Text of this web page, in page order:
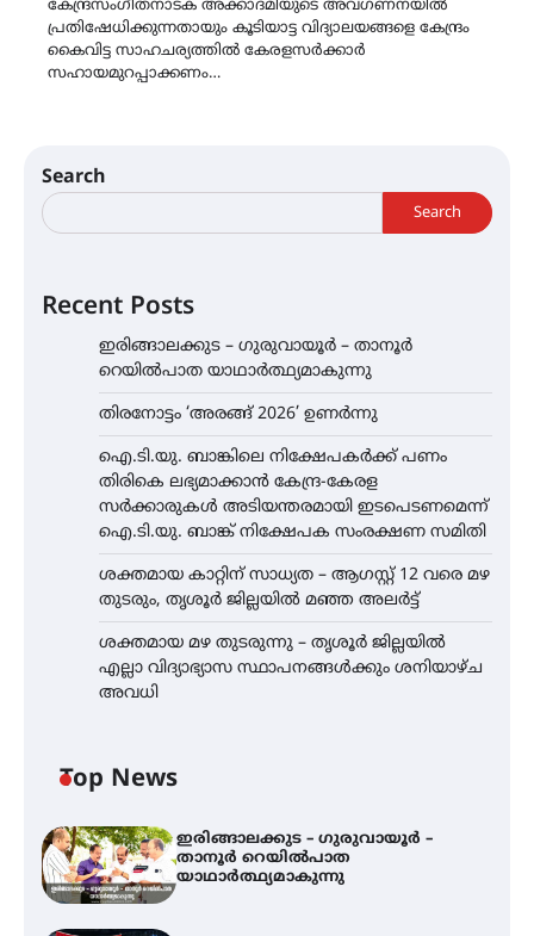
കേന്ദ്രസംഗീതനാടക അക്കാദമിയുടെ അവഗണനയിൽ
പ്രതിഷേധിക്കുന്നതായും കൂടിയാട്ട വിദ്യാലയങ്ങളെ കേന്ദ്രം
കൈവിട്ട സാഹചര്യത്തിൽ കേരളസർക്കാർ
സഹായമുറപ്പാക്കണം…
Search
Search
Recent Posts
ഇരിങ്ങാലക്കുട – ഗുരുവായൂർ – താനൂർ
റെയിൽപാത യാഥാർത്ഥ്യമാകുന്നു
തിരനോട്ടം ‘അരങ്ങ് 2026’ ഉണർന്നു
ഐ.ടി.യു. ബാങ്കിലെ നിക്ഷേപകർക്ക് പണം
തിരികെ ലഭ്യമാക്കാൻ കേന്ദ്ര-കേരള
സർക്കാരുകൾ അടിയന്തരമായി ഇടപെടണമെന്ന്
ഐ.ടി.യു. ബാങ്ക് നിക്ഷേപക സംരക്ഷണ സമിതി
ശക്തമായ കാറ്റിന് സാധ്യത – ആഗസ്റ്റ് 12 വരെ മഴ
തുടരും, തൃശൂർ ജില്ലയിൽ മഞ്ഞ അലർട്ട്
ശക്തമായ മഴ തുടരുന്നു – തൃശൂർ ജില്ലയിൽ
എല്ലാ വിദ്യാഭ്യാസ സ്ഥാപനങ്ങൾക്കും ശനിയാഴ്ച
അവധി
Top News
ഇരിങ്ങാലക്കുട – ഗുരുവായൂർ –
താനൂർ റെയിൽപാത
യാഥാർത്ഥ്യമാകുന്നു